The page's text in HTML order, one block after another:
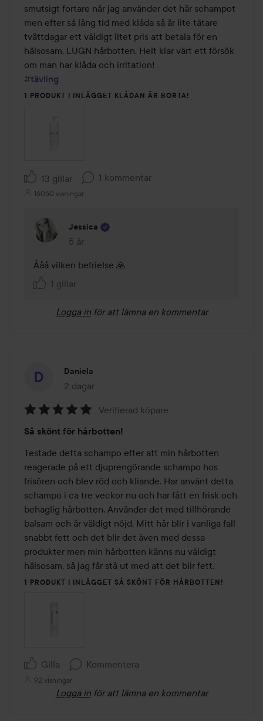
smutsigt fortare när jag använder det här schampot
men efter så lång tid med klåda så är lite tätare
tvättdagar ett väldigt litet pris att betala för en
hälsosam, LUGN hårbotten. Helt klar värt ett försök
#tävling
1 PRODUKT I INLÄGGET KLÅDAN ÄR BORTA!
13 gillar 1 kommentar
16050 visningar
Jessica
5 år
Kommentaren lades 5 år
Ååå vilken befrielse 🙏
1 gillar
Logga in för att lämna en kommentar
Daniela
2 dagar
Inlägget skapades 2 dagar
5
av
5
Verifierad köpare
Så skönt för hårbotten!
Testade detta schampo efter att min hårbotten
reagerade på ett djuprengörande schampo hos
frisören och blev röd och kliande. Har använt detta
schampo i ca tre veckor nu och har fått en frisk och
behaglig hårbotten. Använder det med tillhörande
balsam och är väldigt nöjd. Mitt hår blir i vanliga fall
snabbt fett och det blir det även med dessa
produkter men min hårbotten känns nu väldigt
hälsosam, så jag får stå ut med att det blir fett.
1 PRODUKT I INLÄGGET SÅ SKÖNT FÖR HÅRBOTTEN!
Gilla Kommentera
92 visningar
Logga in för att lämna en kommentar